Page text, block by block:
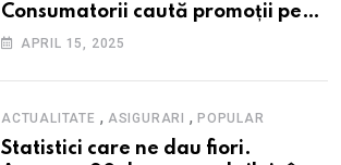
Consumatorii caută promoții pe
fondul scumpirilor, mai ales la
APRIL 15, 2025
ACTUALITATE , ASIGURARI ,POPULAR
Statistici care ne dau fiori.